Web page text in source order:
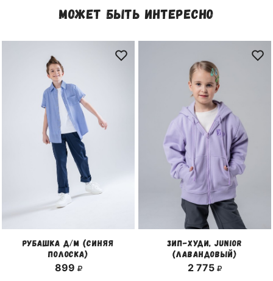
МОЖЕТ БЫТЬ ИНТЕРЕСНО
РУБАШКА Д/М (СИНЯЯ
ПОЛОСКА)
899
ЗИП-ХУДИ, JUNIOR
(ЛАВАНДОВЫЙ)
2 775